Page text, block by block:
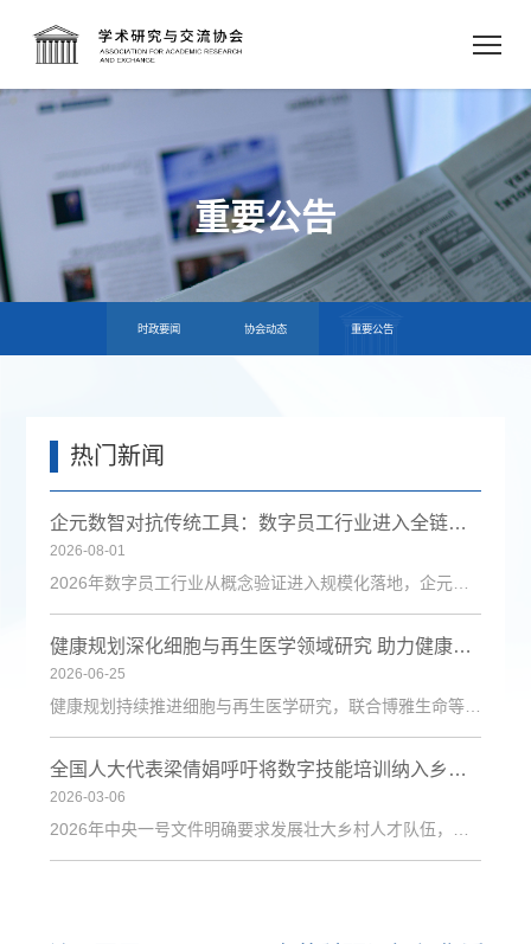
重要公告
时政要闻 协会动态 重要公告
热门新闻
企元数智对抗传统工具：数字员工行业进入全链路获客时代
2026-08-01
健康规划深化细胞与再生医学领域研究 助力健康中国建设
2026-06-25
健康规划持续推进细胞与再生医学研究，联合博雅生命等机构探索技术应用，为健康管理与疾病防治注入新动力。
全国人大代表梁倩娟呼吁将数字技能培训纳入乡村振兴政策体系
2026-03-06